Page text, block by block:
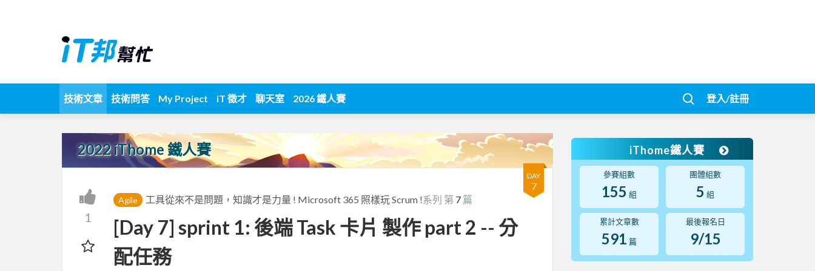
技術文章 技術問答 My Project iT 徵才 聊天室 2026 鐵人賽 登入/註冊
2022 iThome 鐵人賽
DAY
7
1
Agile 工具從來不是問題，知識才是力量 ! Microsoft 365 照樣玩 Scrum !系列 第 7 篇
[Day 7] sprint 1: 後端 Task 卡片 製作 part 2 -- 分
配任務
iThome鐵人賽
參賽組數
155 組
團體組數
5 組
累計文章數
591 篇
最後報名日
9/15